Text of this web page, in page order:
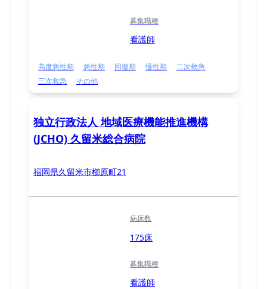
募集職種
看護師
高度急性期 急性期 回復期 慢性期
二次救急
三次救急
その他
独立行政法人 地域医療機能推進機構
(JCHO) 久留米総合病院
福岡県久留米市櫛原町21
病床数
175床
募集職種
看護師